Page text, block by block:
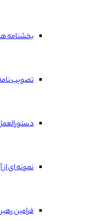
بخشنامه
تصویب
نمونه ای
فرامین